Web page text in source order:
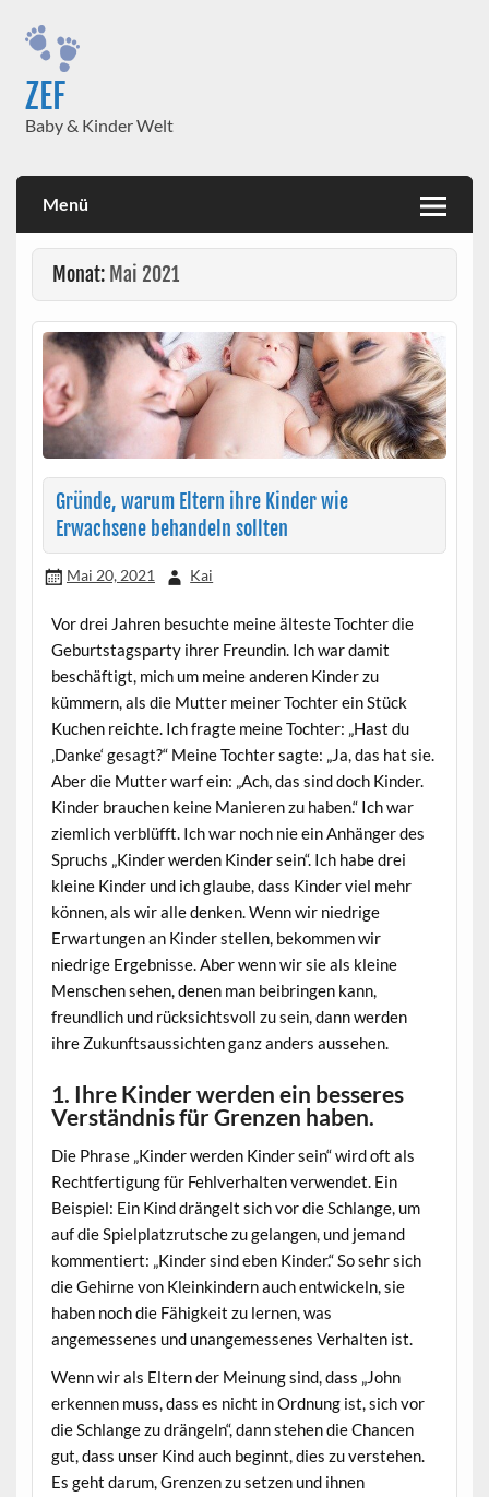
content
ZEF
Baby & Kinder Welt
Menü
Monat: Mai 2021
Gründe, warum Eltern ihre Kinder wie
Erwachsene behandeln sollten
Mai 20, 2021 Kai
Vor drei Jahren besuchte meine älteste Tochter die
Geburtstagsparty ihrer Freundin. Ich war damit
beschäftigt, mich um meine anderen Kinder zu
kümmern, als die Mutter meiner Tochter ein Stück
Kuchen reichte. Ich fragte meine Tochter: „Hast du
‚Danke‘ gesagt?“ Meine Tochter sagte: „Ja, das hat sie.
Aber die Mutter warf ein: „Ach, das sind doch Kinder.
Kinder brauchen keine Manieren zu haben.“ Ich war
ziemlich verblüfft. Ich war noch nie ein Anhänger des
Spruchs „Kinder werden Kinder sein“. Ich habe drei
kleine Kinder und ich glaube, dass Kinder viel mehr
können, als wir alle denken. Wenn wir niedrige
Erwartungen an Kinder stellen, bekommen wir
niedrige Ergebnisse. Aber wenn wir sie als kleine
Menschen sehen, denen man beibringen kann,
freundlich und rücksichtsvoll zu sein, dann werden
ihre Zukunftsaussichten ganz anders aussehen.
1. Ihre Kinder werden ein besseres
Verständnis für Grenzen haben.
Die Phrase „Kinder werden Kinder sein“ wird oft als
Rechtfertigung für Fehlverhalten verwendet. Ein
Beispiel: Ein Kind drängelt sich vor die Schlange, um
auf die Spielplatzrutsche zu gelangen, und jemand
kommentiert: „Kinder sind eben Kinder.“ So sehr sich
die Gehirne von Kleinkindern auch entwickeln, sie
haben noch die Fähigkeit zu lernen, was
angemessenes und unangemessenes Verhalten ist.
Wenn wir als Eltern der Meinung sind, dass „John
erkennen muss, dass es nicht in Ordnung ist, sich vor
die Schlange zu drängeln“, dann stehen die Chancen
gut, dass unser Kind auch beginnt, dies zu verstehen.
Es geht darum, Grenzen zu setzen und ihnen